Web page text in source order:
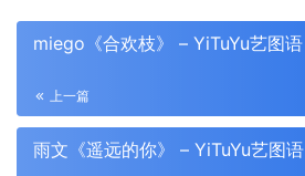
miego《合欢枝》 – YiTuYu艺图语
上一篇
雨文《遥远的你》 – YiTuYu艺图语